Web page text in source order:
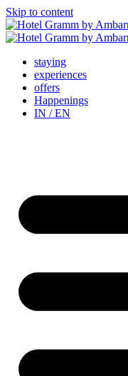
Skip to content
staying
experiences
offers
Happenings
IN / EN